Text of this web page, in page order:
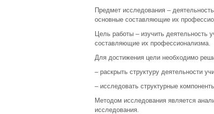
Предмет исследования –
основные составляющие их
Цель работы – изучить деятельность
составляющие их профессионализма.
Для достижения цели необходимо
– раскрыть структуру деятельности
– исследовать структурные
Методом исследования является
исследования.